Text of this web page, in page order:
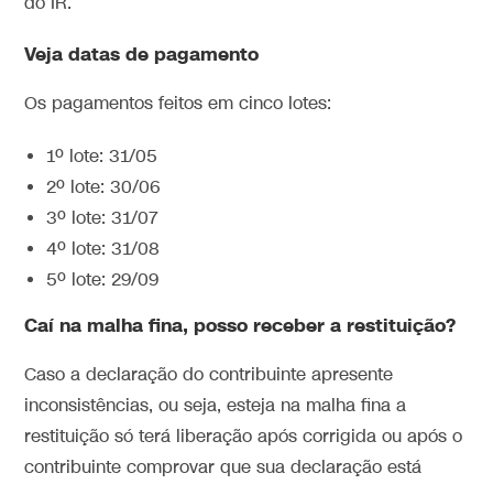
Veja datas de pagamento
Os pagamentos feitos em cinco lotes:
1º lote: 31/05
2º lote: 30/06
3º lote: 31/07
4º lote: 31/08
5º lote: 29/09
Caí na malha fina, posso receber a restituição?
Caso a declaração do contribuinte apresente
inconsistências, ou seja, esteja na malha fina a
restituição só terá liberação após corrigida ou após o
contribuinte comprovar que sua declaração está